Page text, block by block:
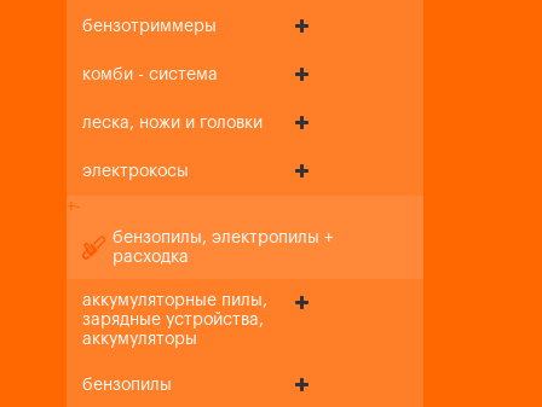
бензотриммеры
комби - система
леска, ножи и головки
электрокосы
+-
бензопилы, электропилы +
расходка
аккумуляторные пилы,
зарядные устройства,
аккумуляторы
бензопилы